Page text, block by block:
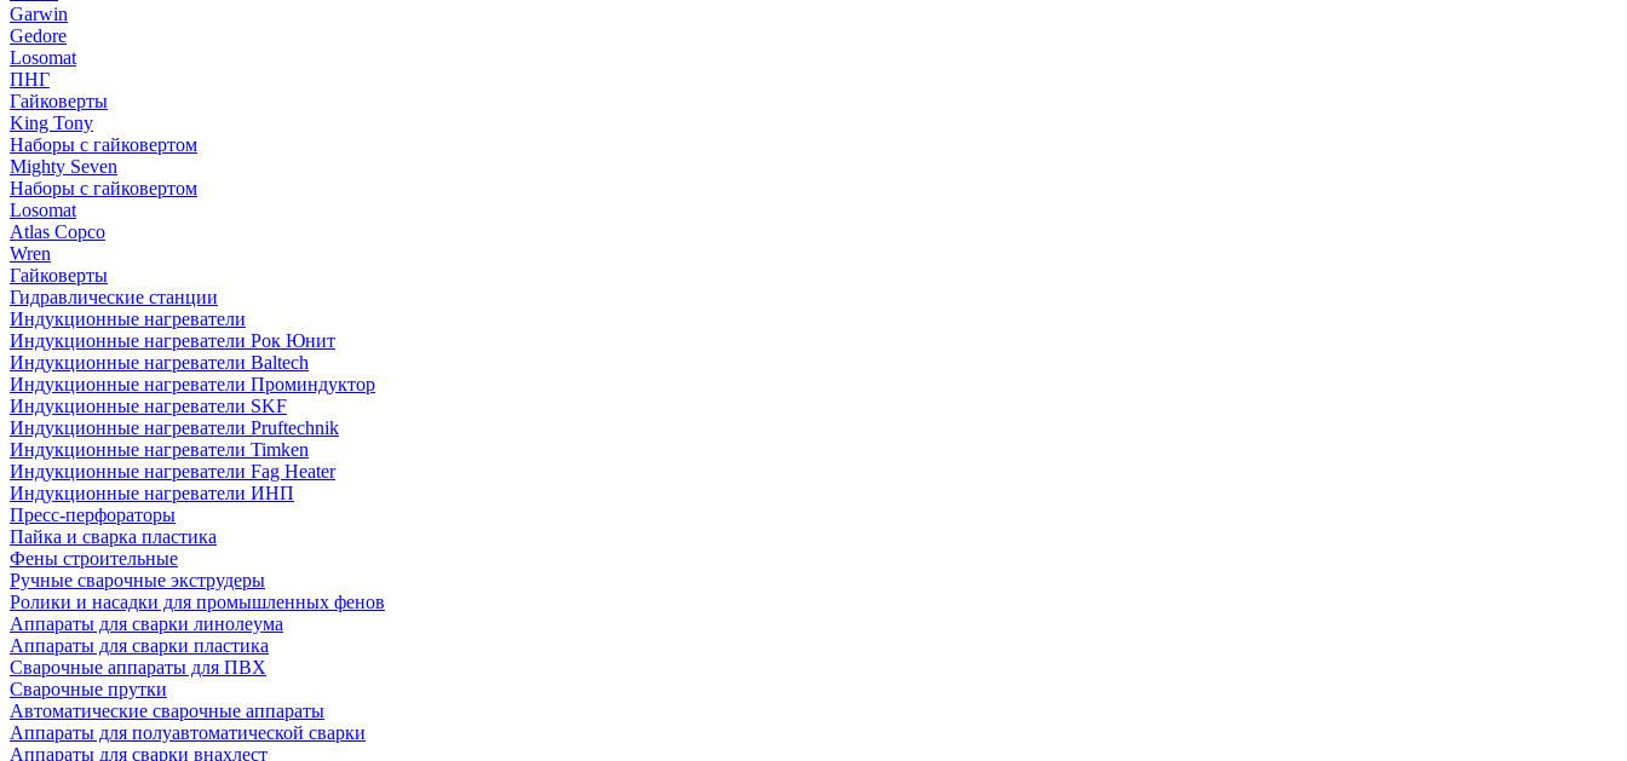
Garwin
Gedore
Losomat
ПНГ
Гайковерты
King Tony
Наборы с гайковертом
Mighty Seven
Наборы с гайковертом
Losomat
Atlas Copco
Wren
Гайковерты
Гидравлические станции
Индукционные нагреватели
Индукционные нагреватели Рок Юнит
Индукционные нагреватели Baltech
Индукционные нагреватели Проминдуктор
Индукционные нагреватели SKF
Индукционные нагреватели Pruftechnik
Индукционные нагреватели Timken
Индукционные нагреватели Fag Heater
Индукционные нагреватели ИНП
Пресс-перфораторы
Пайка и сварка пластика
Фены строительные
Ручные сварочные экструдеры
Ролики и насадки для промышленных фенов
Аппараты для сварки линолеума
Аппараты для сварки пластика
Сварочные аппараты для ПВХ
Сварочные прутки
Автоматические сварочные аппараты
Аппараты для полуавтоматической сварки
Аппараты для сварки внахлест